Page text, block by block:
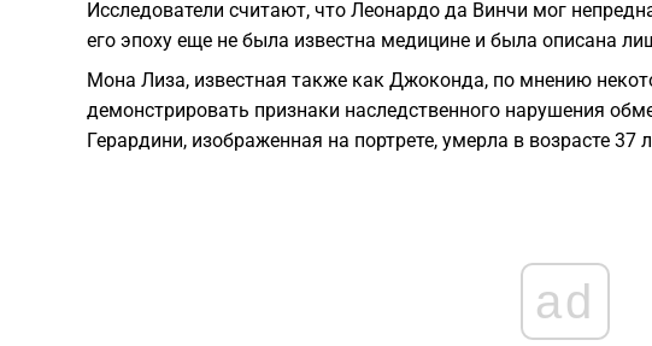
Исследователи считают, что Леонардо да Винчи мог
его эпоху еще не была известна медицине и была описана
Мона Лиза, известная также как Джоконда, по мнению
демонстрировать признаки наследственного нарушения
Герардини, изображенная на портрете, умерла в возрасте 37
ad